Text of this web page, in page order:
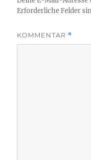
Erforderliche Felder
KOMMENTAR *